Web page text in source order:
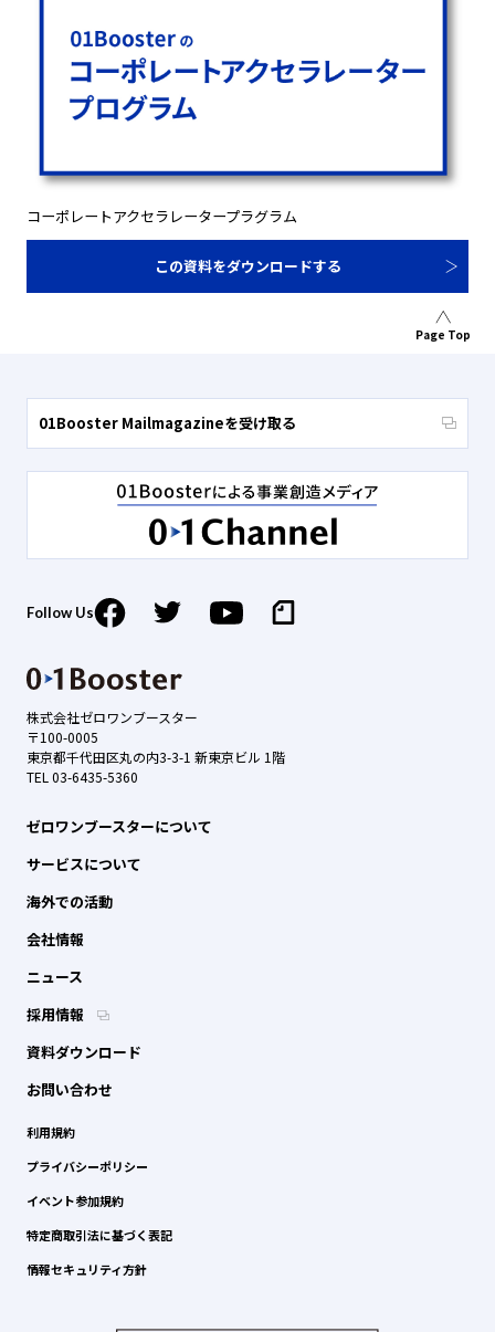
コーポレートアクセラレータープラグラム
この資料をダウンロードする
Page Top
株式会社ゼロワンブースター
〒100-0005
東京都千代田区丸の内3-3-1 新東京ビル 1階
TEL 03-6435-5360
ゼロワンブースターについて
サービスについて
海外での活動
会社情報
ニュース
採用情報
資料ダウンロード
お問い合わせ
利用規約
プライバシーポリシー
イベント参加規約
特定商取引法に基づく表記
情報セキュリティ方針
01Booster Mailmagazineを受け取る
Follow Us